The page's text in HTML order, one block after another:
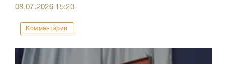
08.07.2026 15:20
Комментарии